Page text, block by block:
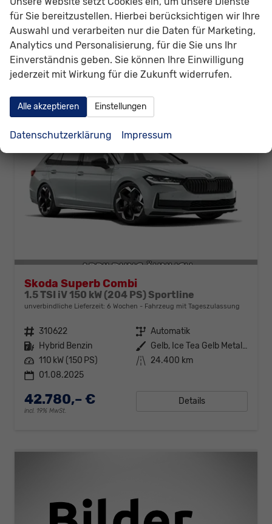
42.630,– €
incl. 19% MwSt.
Details
Verbrauch kombiniert:6,60 l/100km
CO 2 -Klasse:
CO -Emissionen:174,00 g/km
Skoda Superb Combi
1.5 TSI iV 150 kW (204 PS) Sportline
unverbindliche Lieferzeit: 6 Wochen Fahrzeug mit Tageszulassung
Fahrzeugnr. 310622 Getriebe Automatik
Kraftstoff Hybrid Benzin Außenfarbe
Gelb, Ice Tea Gelb Metallic (S3)
Leistung 110 kW (150 PS) Kilometerstand 24.400 km
01.08.2025
42.780,– €
incl. 19% MwSt.
Details
für Sie bereitzustellen. Hierbei berücksichtigen wir Ihre
Auswahl und verarbeiten nur die Daten für Marketing,
Analytics und Personalisierung, für die Sie uns Ihr
Einverständnis geben. Sie können Ihre Einwilligung
jederzeit mit Wirkung für die Zukunft widerrufen.
Alle akzeptieren Einstellungen
Datenschutzerklärung Impressum